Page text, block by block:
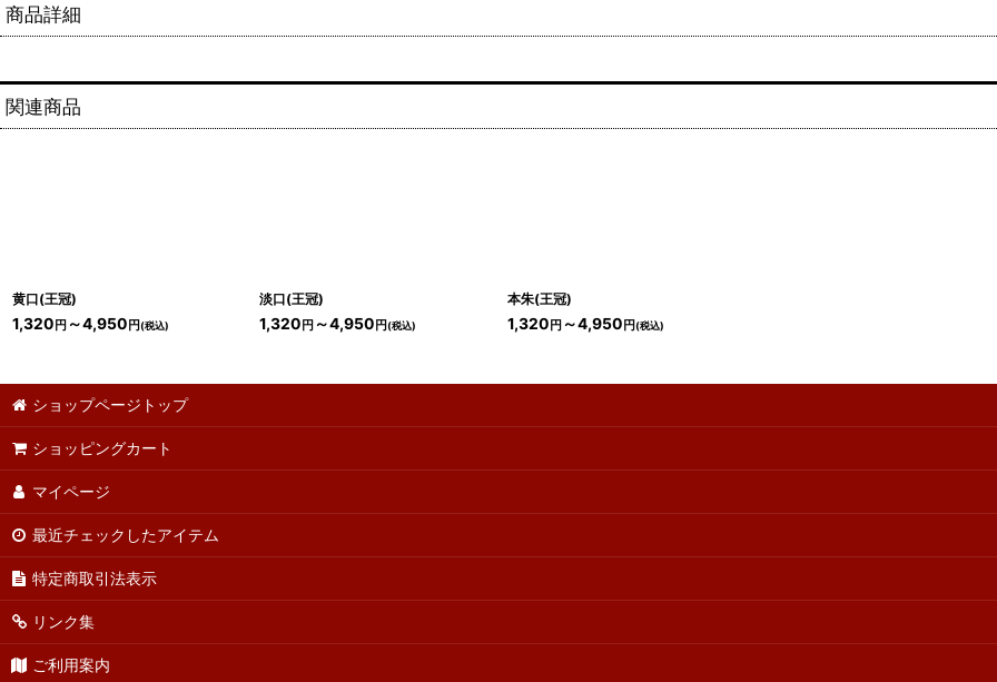
商品詳細
関連商品
黄口(王冠)
1,320 円 ～4,950 円(税込)
淡口(王冠)
1,320 円 ～4,950 円(税込)
本朱(王冠)
1,320 円～4,950 円(税込)
ショップページトップ
ショッピングカート
マイページ
最近チェックしたアイテム
特定商取引法表示
リンク集
ご利用案内